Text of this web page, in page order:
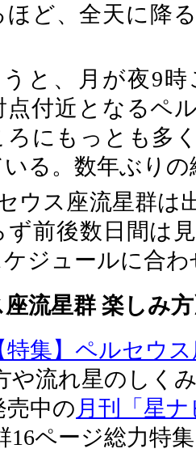
ほど、全天に降
と、月が夜9
点付近となるペ
ろにもっとも多
る。数年ぶり
ウス座流星群は
ず前後数日間は
ジュールに合
座流星群 楽しみ
特集】ペルセウ
や流れ星のしく
売中の月刊「星
16ページ総力特